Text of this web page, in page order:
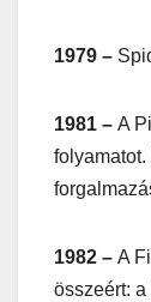
1979 –
1981 – A
1982 – A
összeért: